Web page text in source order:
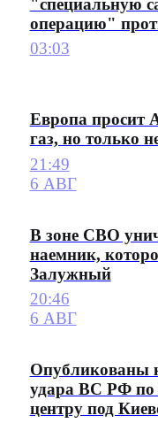
"специальную
операцию"
03:03
Европа просит
газ, но только
21:49
6 АВГ
В зоне СВО
наемник,
Залужный
20:46
6 АВГ
Опубликованы
удара ВС РФ по
центру под